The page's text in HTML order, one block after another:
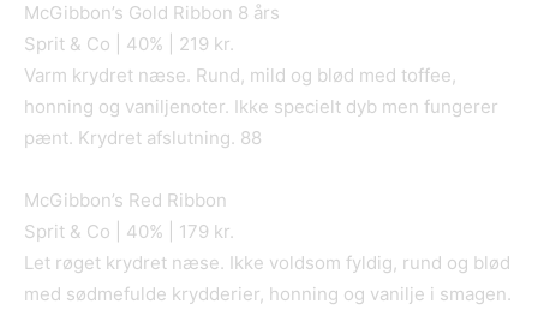
McGibbon’s Gold Ribbon 8 års
Sprit & Co | 40% | 219 kr.
Varm krydret næse. Rund, mild og blød med toffee,
honning og vaniljenoter. Ikke specielt dyb men fungerer
pænt. Krydret afslutning. 88
McGibbon’s Red Ribbon
Sprit & Co | 40% | 179 kr.
Let røget krydret næse. Ikke voldsom fyldig, rund og blød
med sødmefulde krydderier, honning og vanilje i smagen.